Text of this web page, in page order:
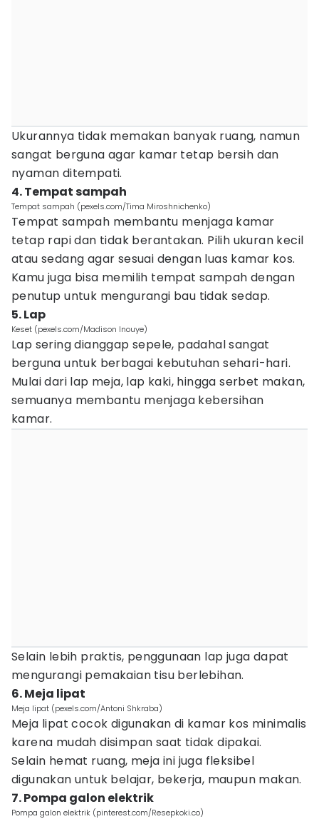
Ukurannya tidak memakan banyak ruang, namun
sangat berguna agar kamar tetap bersih dan
nyaman ditempati.
4. Tempat sampah
Tempat sampah (pexels.com/Tima Miroshnichenko)
Tempat sampah membantu menjaga kamar
tetap rapi dan tidak berantakan. Pilih ukuran kecil
atau sedang agar sesuai dengan luas kamar kos.
Kamu juga bisa memilih tempat sampah dengan
penutup untuk mengurangi bau tidak sedap.
5. Lap
Keset (pexels.com/Madison Inouye)
Lap sering dianggap sepele, padahal sangat
berguna untuk berbagai kebutuhan sehari-hari.
Mulai dari lap meja, lap kaki, hingga serbet makan,
semuanya membantu menjaga kebersihan
kamar.
Selain lebih praktis, penggunaan lap juga dapat
mengurangi pemakaian tisu berlebihan.
6. Meja lipat
Meja lipat (pexels.com/Antoni Shkraba)
Meja lipat cocok digunakan di kamar kos minimalis
karena mudah disimpan saat tidak dipakai.
Selain hemat ruang, meja ini juga fleksibel
digunakan untuk belajar, bekerja, maupun makan.
7. Pompa galon elektrik
Pompa galon elektrik (pinterest.com/Resepkoki.co)